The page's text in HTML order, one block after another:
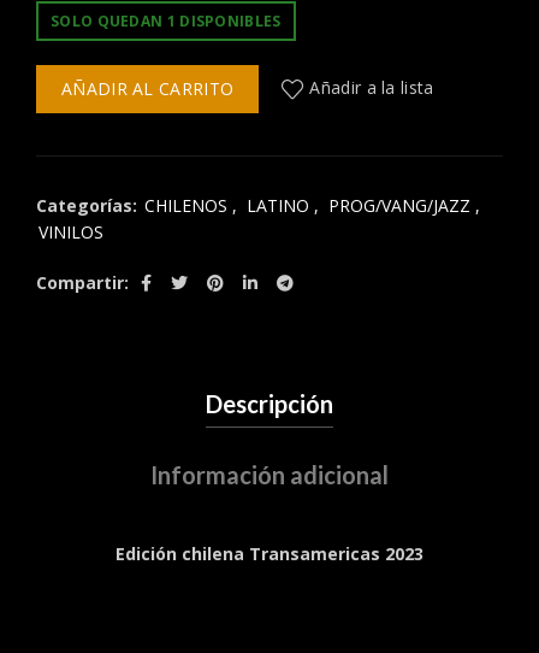
SOLO QUEDAN 1 DISPONIBLES
AÑADIR AL CARRITO Añadir a la lista
Categorías: CHILENOS , LATINO , PROG/VANG/JAZZ ,
VINILOS
Compartir
Descripción
Información adicional
Edición chilena Transamericas 2023